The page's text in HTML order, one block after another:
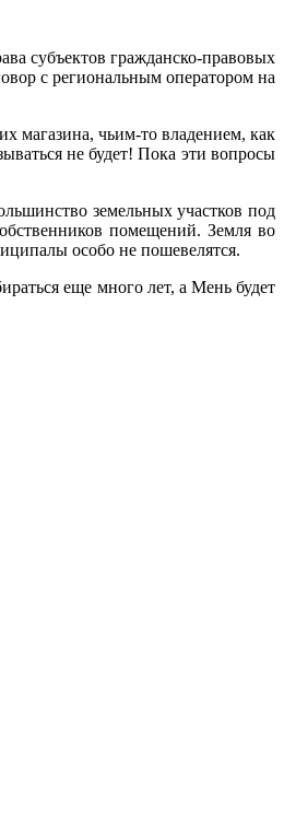
субъектов гражданско-правовых
с региональным оператором на
магазина, чьим-то владением, как
не будет! Пока эти вопросы
земельных участков под
помещений. Земля во
особо не пошевелятся.
еще много лет, а Мень будет